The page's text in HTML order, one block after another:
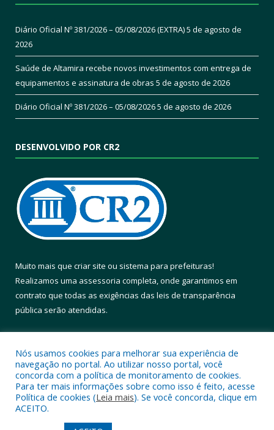
Diário Oficial Nº 381/2026 – 05/08/2026 (EXTRA)5 de agosto de
2026
Saúde de Altamira recebe novos investimentos com entrega de
equipamentos e assinatura de obras 5 de agosto de 2026
Diário Oficial Nº 381/2026 – 05/08/20265 de agosto de 2026
DESENVOLVIDO POR CR2
Muito mais que criar site ou sistema para prefeituras!
Realizamos uma assessoria completa, onde garantimos em
contrato que todas as exigências das leis de transparência
pública serão atendidas.
Todos os direitos reservados a Prefeitura Municipal de Altamira.
Nós usamos cookies para melhorar sua experiência de
navegação no portal. Ao utilizar nosso portal, você
concorda com a política de monitoramento de cookies.
Para ter mais informações sobre como isso é feito, acesse
Política de cookies (Leia mais). Se você concorda, clique em
ACEITO.